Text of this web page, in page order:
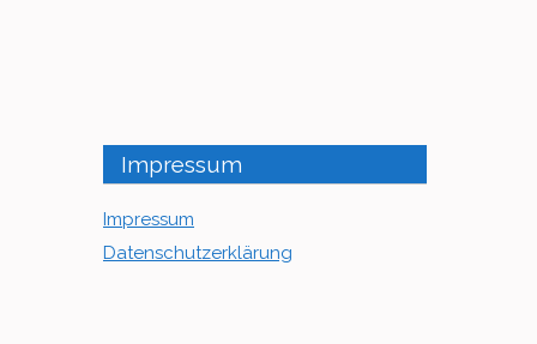
Impressum
Impressum
Datenschutzerklärung